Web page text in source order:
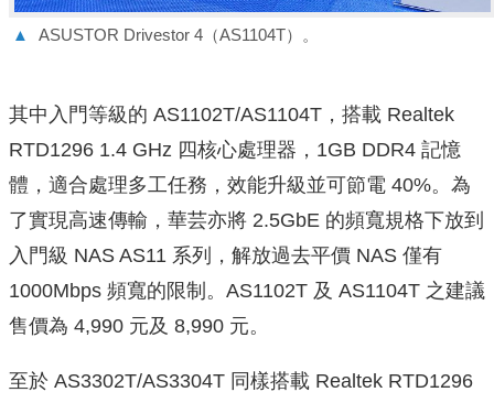
▲ ASUSTOR Drivestor 4（AS1104T）。
其中入門等級的 AS1102T/AS1104T，搭載 Realtek
RTD1296 1.4 GHz 四核心處理器，1GB DDR4 記憶
體，適合處理多工任務，效能升級並可節電 40%。為
了實現高速傳輸，華芸亦將 2.5GbE 的頻寬規格下放到
入門級 NAS AS11 系列，解放過去平價 NAS 僅有
1000Mbps 頻寬的限制。AS1102T 及 AS1104T 之建議
售價為 4,990 元及 8,990 元。
至於 AS3302T/AS3304T 同樣搭載 Realtek RTD1296